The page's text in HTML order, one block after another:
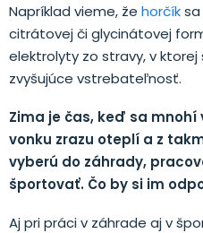
Napríklad vieme, že horčík
citrátovej či glycinátovej
elektrolyty zo stravy, v
zvyšujúce vstrebateľnosť.
Zima je čas, keď sa
vonku zrazu oteplí a z
vyberú do záhrady,
športovať. Čo by si im
Aj pri práci v záhrade aj v